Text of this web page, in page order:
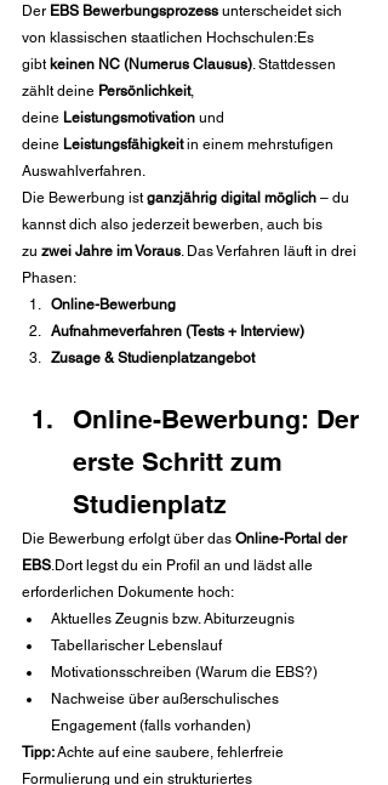
Der EBS Bewerbungsprozess unterscheidet sich
von klassischen staatlichen Hochschulen:Es
gibt keinen NC (Numerus Clausus) . Stattdessen
zählt deine Persönlichkeit,
deine Leistungsmotivation und
deine Leistungsfähigkeit in einem mehrstufigen
Auswahlverfahren.
Die Bewerbung ist ganzjährig digital möglich – du
kannst dich also jederzeit bewerben, auch bis
zu zwei Jahre im Voraus . Das Verfahren läuft in drei
Phasen:
Online-Bewerbung
Aufnahmeverfahren (Tests + Interview)
Zusage & Studienplatzangebot
Online-Bewerbung: Der
erste Schritt zum
Studienplatz
Die Bewerbung erfolgt über das Online-Portal der
EBS .Dort legst du ein Profil an und lädst alle
erforderlichen Dokumente hoch:
Aktuelles Zeugnis bzw. Abiturzeugnis
Tabellarischer Lebenslauf
Motivationsschreiben (Warum die EBS?)
Nachweise über außerschulisches
Engagement (falls vorhanden)
Tipp: Achte auf eine saubere, fehlerfreie
Formulierung und ein strukturiertes